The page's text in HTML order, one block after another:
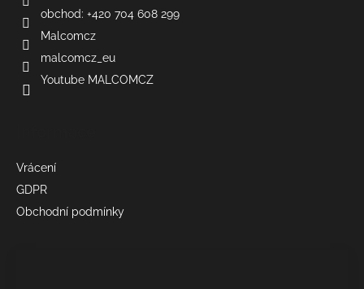
obchod: +420 704 608 299
Malcomcz
malcomcz_eu
Youtube MALCOMCZ
Vrácení
GDPR
Obchodní podmínky